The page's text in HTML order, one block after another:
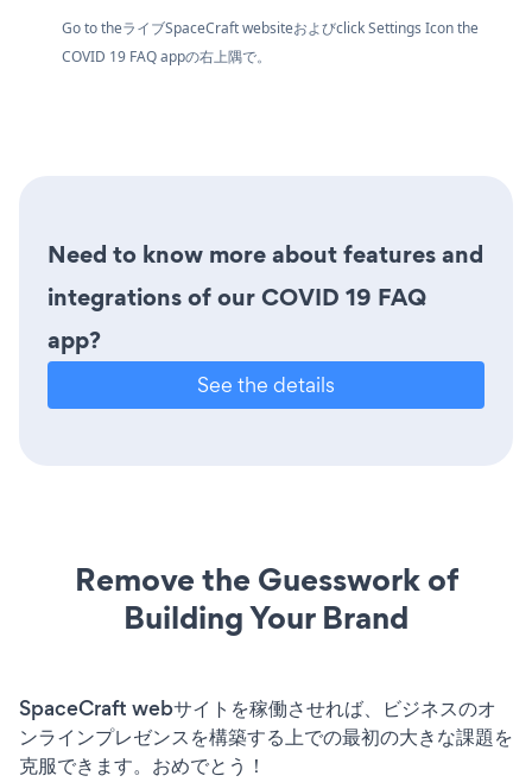
Go to theライブSpaceCraft websiteおよびclick Settings Iconthe
COVID 19 FAQ appの右上隅で。
Need to know more about features and
integrations of our COVID 19 FAQ
app?
See the details
Remove the Guesswork of
Building Your Brand
SpaceCraft webサイトを稼働させれば、ビジネスのオ
ンラインプレゼンスを構築する上での最初の大きな課題を
克服できます。おめでとう！